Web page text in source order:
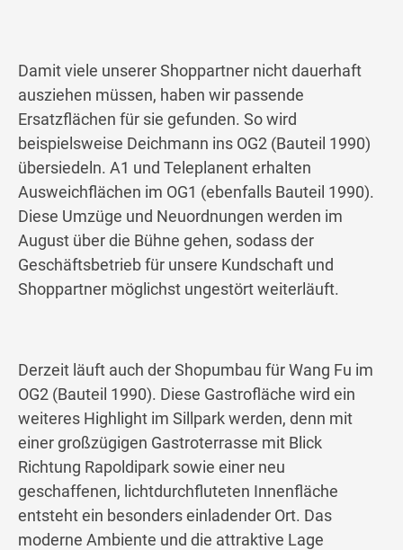
Damit viele unserer Shoppartner nicht dauerhaft
ausziehen müssen, haben wir passende
Ersatzflächen für sie gefunden. So wird
beispielsweise Deichmann ins OG2 (Bauteil 1990)
übersiedeln. A1 und Teleplanent erhalten
Ausweichflächen im OG1 (ebenfalls Bauteil 1990).
Diese Umzüge und Neuordnungen werden im
August über die Bühne gehen, sodass der
Geschäftsbetrieb für unsere Kundschaft und
Shoppartner möglichst ungestört weiterläuft.
Derzeit läuft auch der Shopumbau für Wang Fu im
OG2 (Bauteil 1990). Diese Gastrofläche wird ein
weiteres Highlight im Sillpark werden, denn mit
einer großzügigen Gastroterrasse mit Blick
Richtung Rapoldipark sowie einer neu
geschaffenen, lichtdurchfluteten Innenfläche
entsteht ein besonders einladender Ort. Das
moderne Ambiente und die attraktive Lage